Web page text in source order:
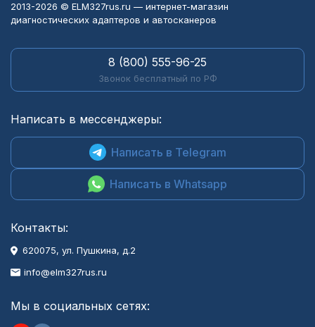
2013-2026 © ELM327rus.ru — интернет-магазин
диагностических адаптеров и автосканеров
8 (800) 555-96-25
Звонок бесплатный по РФ
Написать в мессенджеры:
Написать в Telegram
Написать в Whatsapp
Контакты:
620075, ул. Пушкина, д.2
info@elm327rus.ru
Мы в социальных сетях: